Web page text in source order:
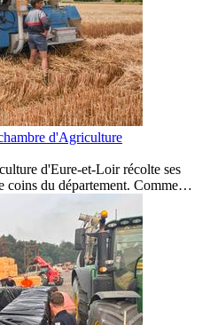
d'Agriculture
d'Eure-et-Loir récolte ses
coins du département. Comme…